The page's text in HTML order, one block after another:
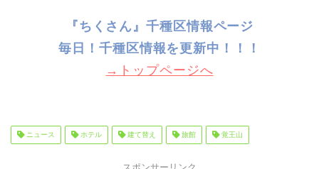
『ちくさん』千種区情報ページ
毎日！千種 区情報を更新中！！！
→トップページへ
ニュース ホテル 建て替え 旅館 覚王山